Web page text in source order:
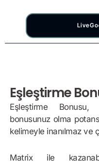
Eşleştirme
Eşleştirme
bonusunuz olma
kelimeyle inanılmaz ve
Matrix ile